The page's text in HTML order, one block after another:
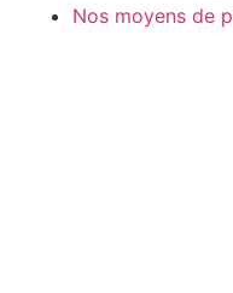
Nos moyens de